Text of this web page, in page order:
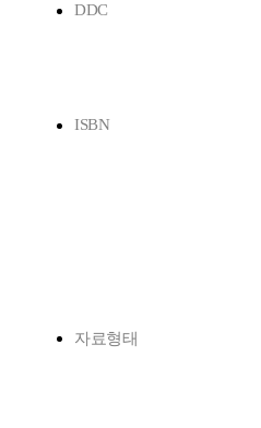
DDC
ISBN
자료형태